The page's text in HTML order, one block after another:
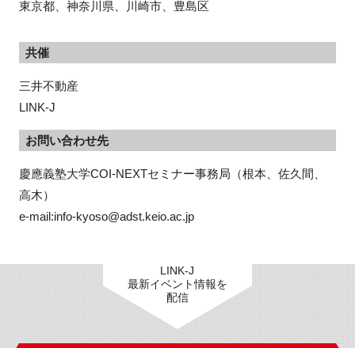
東京都、神奈川県、川崎市、豊島区
共催
三井不動産
LINK-J
お問い合わせ先
慶應義塾大学COI-NEXTセミナー事務局（根本、佐久間、
高木）
e-mail:info-kyoso@adst.keio.ac.jp
LINK-J
最新イベント情報を
配信